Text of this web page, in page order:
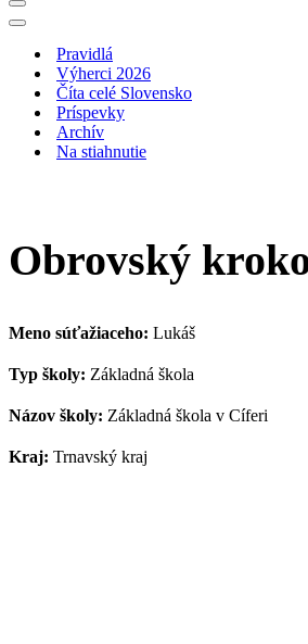
Menu
navigácie
Menu
navigáciePravidlá
Výherci 2026
Číta celé Slovensko
Príspevky
Archív
Na stiahnutie
Obrovský
Meno súťažiaceho: Lukáš
Typ školy: Základná škola
Názov školy: Základná škola v Cíferi
Kraj: Trnavský kraj